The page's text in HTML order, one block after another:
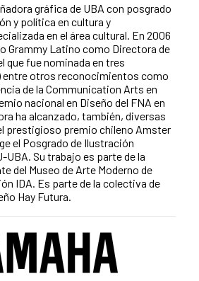
gráfica de UBA con posgrado
y política en cultura y
en el área cultural. En 2006
Grammy Latino como Directora de
que fue nominada en tres
entre otros reconocimientos como
de la Communication Arts en
nacional en Diseño del FNA en
ha alcanzado, también, diversas
prestigioso premio chileno Amster
el Posgrado de Ilustración
UBA. Su trabajo es parte de la
del Museo de Arte Moderno de
IDA. Es parte de la colectiva de
Hay Futura.